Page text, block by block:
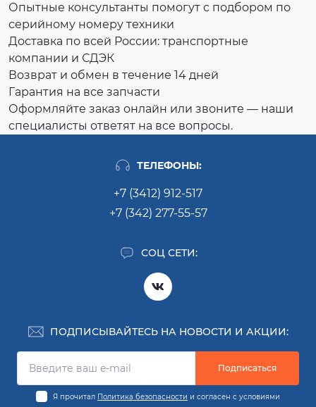
Опытные консультанты помогут с подбором по
серийному номеру техники
Доставка по всей России: транспортные
компании и СДЭК
Возврат и обмен в течение 14 дней
Гарантия на все запчасти
Оформляйте заказ онлайн или звоните — наши
специалисты ответят на все вопросы.
ТЕЛЕФОНЫ:
+7 (3412) 912-517
+7 (342) 277-55-57
СОЦ СЕТИ:
ПОДПИСЫВАЙТЕСЬ НА НОВОСТИ И АКЦИИ:
Подписаться
Я прочитал Политика безопасности и согласен с условиями